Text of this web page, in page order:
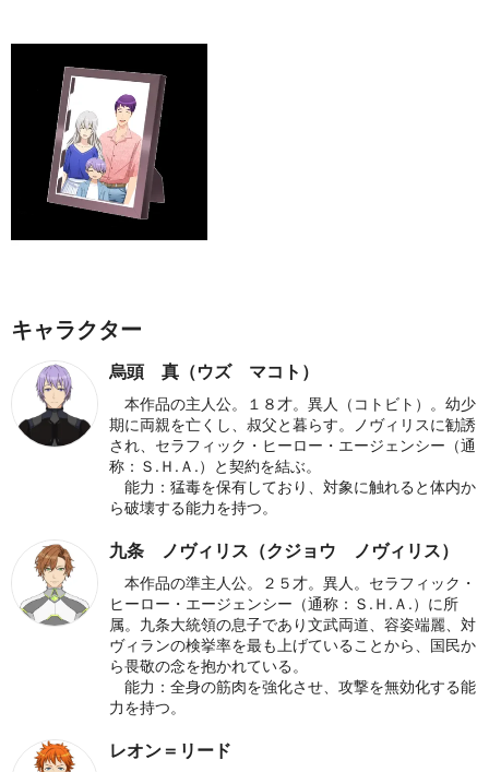
キャラクター
烏頭 真（ウズ マコト）
本作品の主人公。１８才。異人（コトビト）。幼少
期に両親を亡くし、叔父と暮らす。ノヴィリスに勧誘
され、セラフィック・ヒーロー・エージェンシー（通
称：Ｓ.Ｈ.Ａ.）と契約を結ぶ。
能力：猛毒を保有しており、対象に触れると体内か
ら破壊する能力を持つ。
九条 ノヴィリス（クジョウ ノヴィリス）
本作品の準主人公。２５才。異人。セラフィック・
ヒーロー・エージェンシー（通称：Ｓ.Ｈ.Ａ.）に所
属。九条大統領の息子であり文武両道、容姿端麗、対
ヴィランの検挙率を最も上げていることから、国民か
ら畏敬の念を抱かれている。
能力：全身の筋肉を強化させ、攻撃を無効化する能
力を持つ。
レオン＝リード